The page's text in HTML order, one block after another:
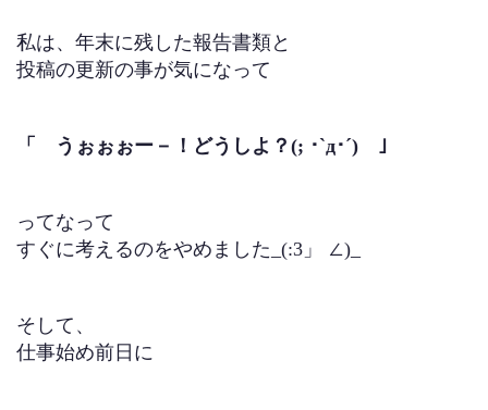
私は、年末に残した報告書類と
投稿の更新の事が気になって
「 うぉぉぉー－！どうしよ？(; ･`д･´) 」
ってなって
すぐに考えるのをやめました_(:3」 ∠)_
そして、
仕事始め前日に